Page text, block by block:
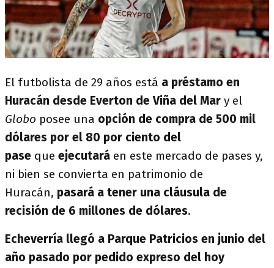
El futbolista de 29 años está a préstamo en
Huracán desde Everton de Viña del Mar y el
Globo posee una opción de compra de 500 mil
dólares por el 80 por ciento del
pase que ejecutará en este mercado de pases y,
ni bien se convierta en patrimonio de
Huracán, pasará a tener una cláusula de
recisión de 6 millones de dólares.
Echeverría llegó a Parque Patricios en junio del
año pasado por pedido expreso del hoy